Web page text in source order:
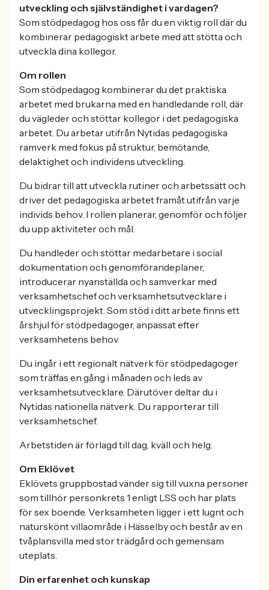
utveckling och självständighet i vardagen?
Som stödpedagog hos oss får du en viktig roll där du
kombinerar pedagogiskt arbete med att stötta och
utveckla dina kollegor.
Om rollen
Som stödpedagog kombinerar du det praktiska
arbetet med brukarna med en handledande roll, där
du vägleder och stöttar kollegor i det pedagogiska
arbetet. Du arbetar utifrån Nytidas pedagogiska
ramverk med fokus på struktur, bemötande,
delaktighet och individens utveckling.
Du bidrar till att utveckla rutiner och arbetssätt och
driver det pedagogiska arbetet framåt utifrån varje
individs behov. I rollen planerar, genomför och följer
du upp aktiviteter och mål.
Du handleder och stöttar medarbetare i social
dokumentation och genomförandeplaner,
introducerar nyanställda och samverkar med
verksamhetschef och verksamhetsutvecklare i
utvecklingsprojekt. Som stöd i ditt arbete finns ett
årshjul för stödpedagoger, anpassat efter
verksamhetens behov.
Du ingår i ett regionalt nätverk för stödpedagoger
som träffas en gång i månaden och leds av
verksamhetsutvecklare. Därutöver deltar du i
Nytidas nationella nätverk. Du rapporterar till
verksamhetschef.
Arbetstiden är förlagd till dag, kväll och helg.
Om Eklövet
Eklövets gruppbostad vänder sig till vuxna personer
som tillhör personkrets 1 enligt LSS och har plats
för sex boende. Verksamheten ligger i ett lugnt och
naturskönt villaområde i Hässelby och består av en
tvåplansvilla med stor trädgård och gemensam
uteplats.
Din erfarenhet och kunskap